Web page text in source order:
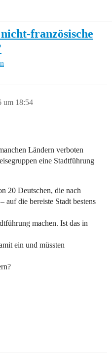
französische
um 18:54
Ländern verboten
eine Stadtführung
20 Deutschen, die nach
auf die bereiste Stadt bestens
machen. Ist das in
ein und müssten